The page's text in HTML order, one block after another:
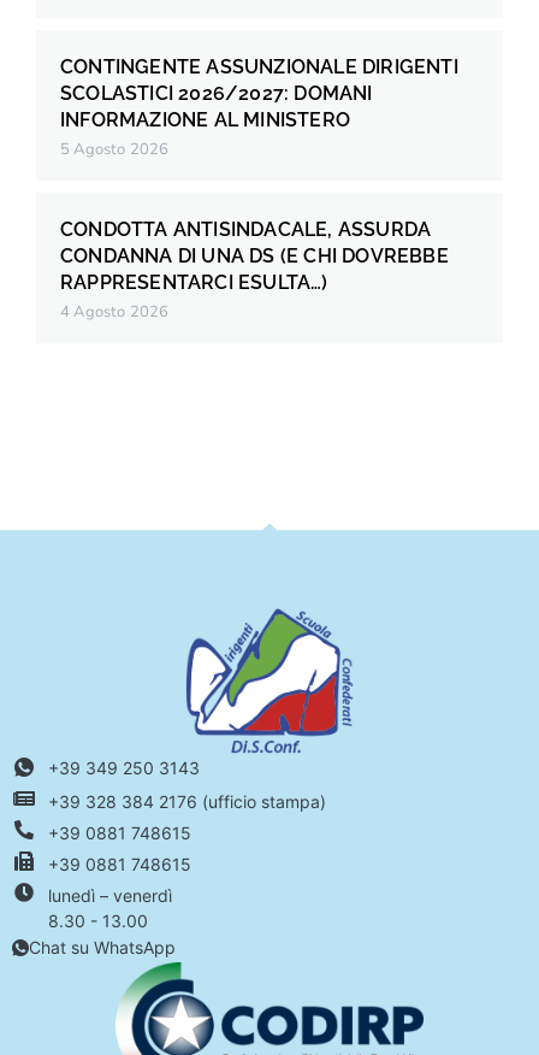
CONTINGENTE ASSUNZIONALE DIRIGENTI
SCOLASTICI 2026/2027: DOMANI
INFORMAZIONE AL MINISTERO
5 Agosto 2026
CONDOTTA ANTISINDACALE, ASSURDA
CONDANNA DI UNA DS (E CHI DOVREBBE
RAPPRESENTARCI ESULTA…)
4 Agosto 2026
+39 349 250 3143
+39 328 384 2176 (ufficio stampa)
+39 0881 748615
+39 0881 748615
lunedì – venerdì
8.30 - 13.00
Chat su WhatsApp